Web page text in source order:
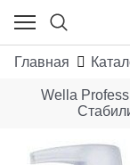
Главная
Wella